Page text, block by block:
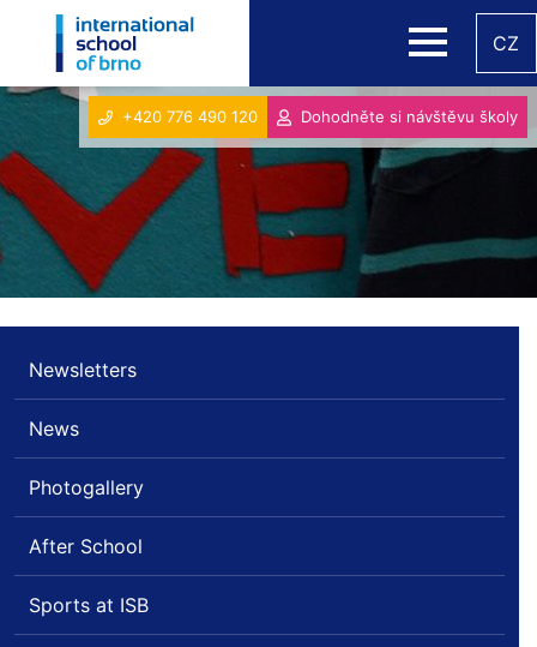
CZ
+420 776 490 120 Dohodněte si návštěvu školy
Newsletters
News
Photogallery
After School
Sports at ISB